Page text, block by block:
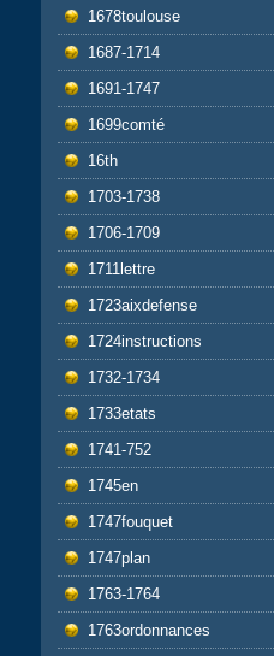
1678toulouse
1687-1714
1691-1747
1699comté
16th
1703-1738
1706-1709
1711lettre
1723aixdefense
1724instructions
1732-1734
1733etats
1741-752
1745en
1747fouquet
1747plan
1763-1764
1763ordonnances